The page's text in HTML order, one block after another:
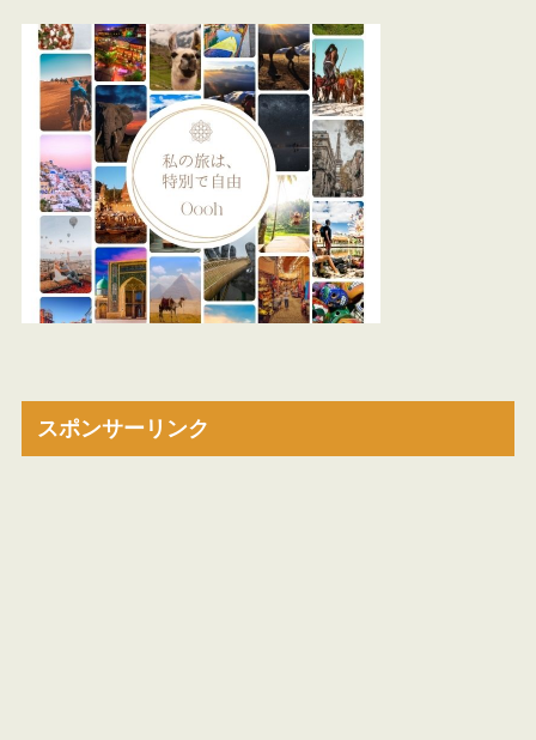
スポンサーリンク